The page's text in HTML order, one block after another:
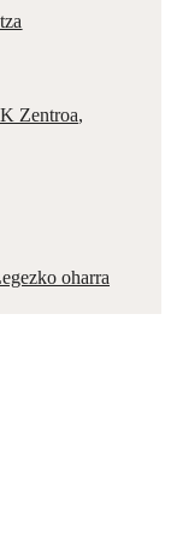
Zentroa,
oharra